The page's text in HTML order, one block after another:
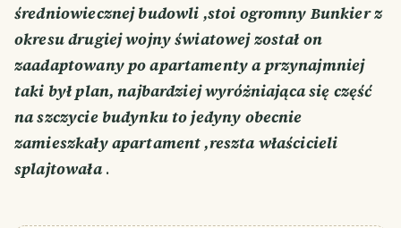
średniowiecznej budowli ,stoi ogromny Bunkier z
okresu drugiej wojny światowej został on
zaadaptowany po apartamenty a przynajmniej
taki był plan, najbardziej wyróżniająca się część
na szczycie budynku to jedyny obecnie
zamieszkały apartament ,reszta właścicieli
splajtowała .